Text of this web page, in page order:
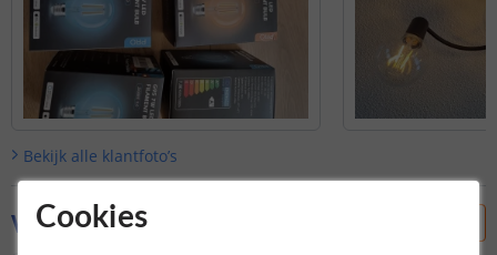
Bekijk alle klantfoto’s
Vraag & antwoord
Cookies